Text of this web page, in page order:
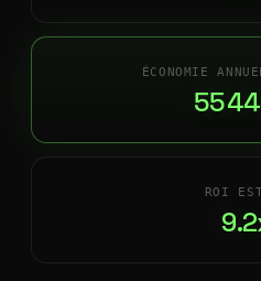
ÉCONOMIE
55
ROI